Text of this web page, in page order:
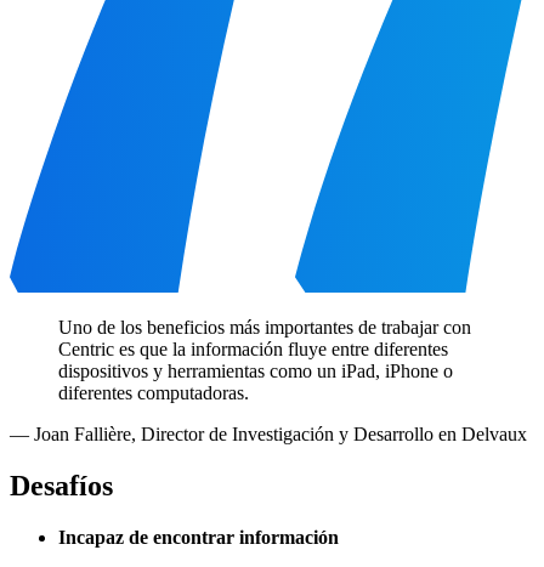
Uno de los beneficios más importantes de trabajar con
Centric es que la información fluye entre diferentes
dispositivos y herramientas como un iPad, iPhone o
diferentes computadoras.
— Joan Fallière, Director de Investigación y Desarrollo en Delvaux
Desafíos
Incapaz de encontrar información